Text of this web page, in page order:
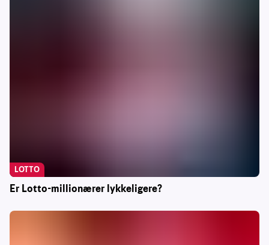
Er Lotto-millionærer lykkeligere?
LOTTO